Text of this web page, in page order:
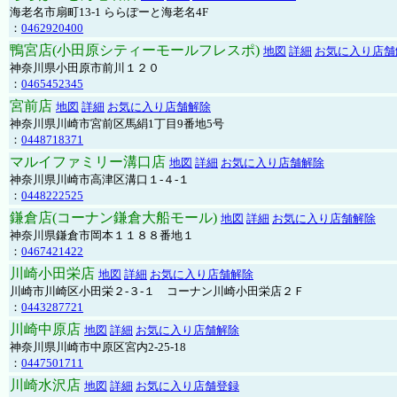
海老名市扇町13-1 ららぽーと海老名4F
： 0462920400
鴨宮店(小田原シティーモールフレスポ) 地図 詳細 お気に入り店
神奈川県小田原市前川１２０
： 0465452345
宮前店 地図 詳細 お気に入り店舗解除
神奈川県川崎市宮前区馬絹1丁目9番地5号
： 0448718371
マルイファミリー溝口店 地図 詳細 お気に入り店舗解除
神奈川県川崎市高津区溝口１-４-１
： 0448222525
鎌倉店(コーナン鎌倉大船モール) 地図 詳細 お気に入り店舗解除
神奈川県鎌倉市岡本１１８８番地１
： 0467421422
川崎小田栄店 地図 詳細 お気に入り店舗解除
川崎市川崎区小田栄２‐３‐１ コーナン川崎小田栄店２Ｆ
： 0443287721
川崎中原店 地図 詳細 お気に入り店舗解除
神奈川県川崎市中原区宮内2-25-18
： 0447501711
川崎水沢店 地図 詳細 お気に入り店舗登録